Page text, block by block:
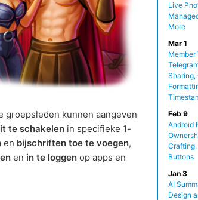
Live
More
Mar 1
Member
Sharing,
Feb 9
Android
Buttons
Jan 3
AI
Design
groepsleden kunnen aangeven
te schakelen in specifieke 1-
en bijschriften toe te voegen,
en in te loggen op apps en